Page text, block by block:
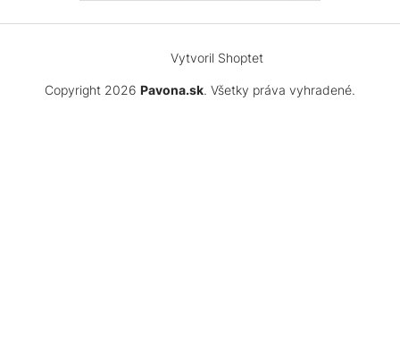
Vytvoril Shoptet
Copyright 2026 Pavona.sk. Všetky práva vyhradené.